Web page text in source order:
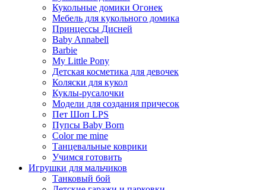
Кукольные домики Огонек
Мебель для кукольного домика
Принцессы Дисней
Baby Annabell
Barbie
My Little Pony
Детская косметика для девочек
Коляски для кукол
Куклы-русалочки
Модели для создания причесок
Пет Шоп LPS
Пупсы Baby Born
Сolor me mine
Танцевальные коврики
Учимся готовить
Игрушки для мальчиков
Танковый бой